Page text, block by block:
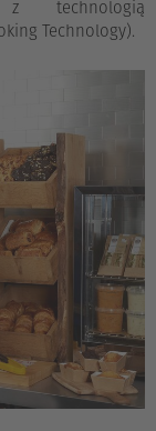
z technologią
Technology).